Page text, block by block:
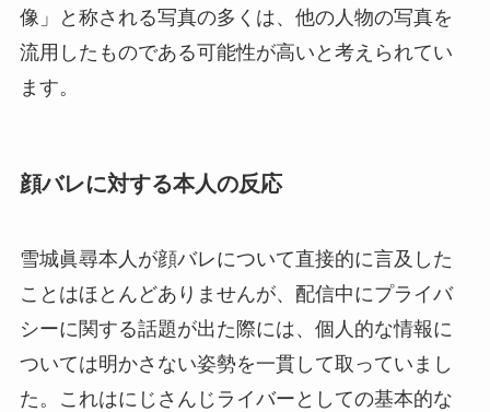
像」と称される写真の多くは、他の人物の写真を
流用したものである可能性が高いと考えられてい
ます。
顔バレに対する本人の反応
雪城眞尋本人が顔バレについて直接的に言及した
ことはほとんどありませんが、配信中にプライバ
シーに関する話題が出た際には、個人的な情報に
ついては明かさない姿勢を一貫して取っていまし
た。これはにじさんじライバーとしての基本的な